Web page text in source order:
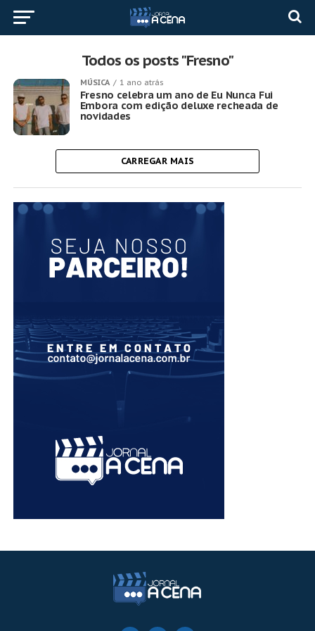
Todos os posts "Fresno"
MÚSICA 1 ano atrás
Fresno celebra um ano de Eu Nunca Fui
Embora com edição deluxe recheada de
novidades
CARREGAR MAIS